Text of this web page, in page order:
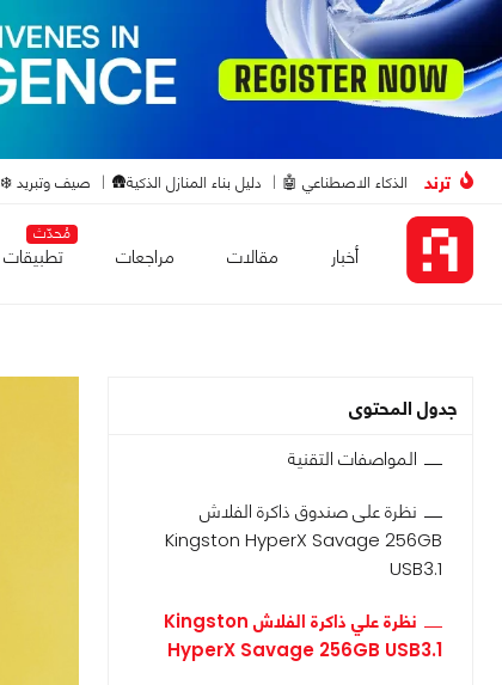
ترند الذكاء الاصطناعي 🤖 دليل بناء المنازل الذكية🛖 صيف وتبريد ❄️
أخبار مقالات مراجعات
مُحدّث
تطبيقات
جدول المحتوى
المواصفات التقنية
نظرة على صندوق ذاكرة الفلاش
Kingston HyperX Savage 256GB
USB3.1
نظرة علي ذاكرة الفلاش Kingston
HyperX Savage 256GB USB3.1